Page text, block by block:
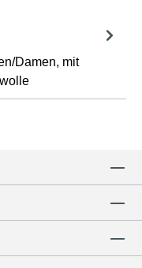
Damen, mit